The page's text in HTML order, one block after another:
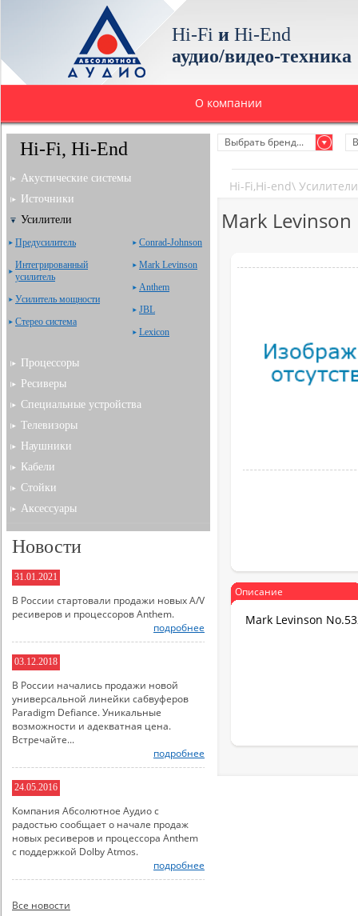
Hi-Fi и Hi-End
аудио/видео-техника
О компании
Выбрать бренд...
Hi-Fi,Hi-end\ Усилители
Mark
Описание
Mark Levinson
Hi-Fi, Hi-End
Акустические системы
Источники
Усилители
Предусилитель
Интегрированный
усилитель
Усилитель мощности
Стерео система
Сonrad-Johnson
Mark Levinson
Anthem
JBL
Lexicon
Процессоры
Ресиверы
Специальные устройства
Телевизоры
Наушники
Кабели
Стойки
Аксессуары
Новости
31.01.2021
В России стартовали продажи новых A/V
ресиверов и процессоров Anthem.
подробнее
03.12.2018
В России начались продажи новой
универсальной линейки сабвуферов
Paradigm Defiance. Уникальные
возможности и адекватная цена.
Встречайте...
подробнее
24.05.2016
Компания Абсолютное Аудио с
радостью сообщает о начале продаж
новых ресиверов и процессора Anthem
с поддержкой Dolby Atmos.
подробнее
Все новости